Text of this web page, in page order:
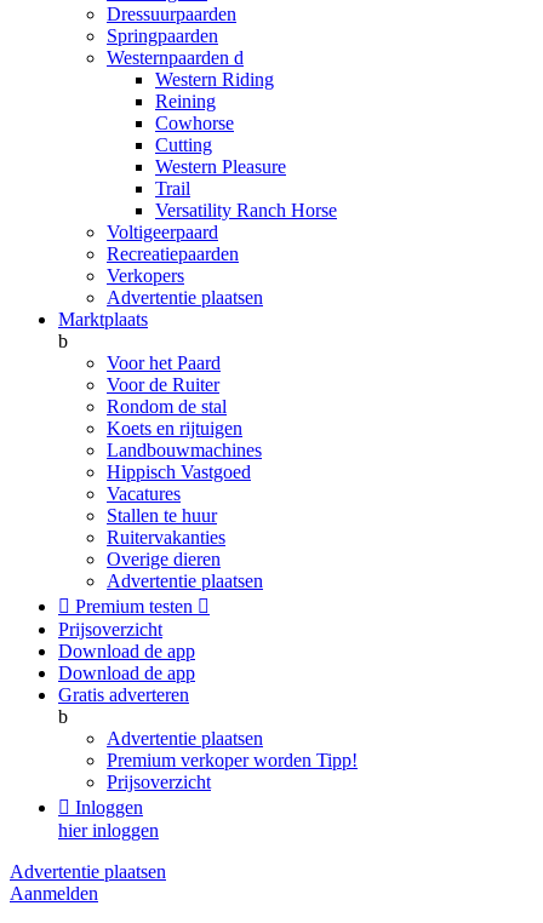
Dressuurpaarden
Springpaarden
Westernpaarden d
Western Riding
Reining
Cowhorse
Cutting
Western Pleasure
Trail
Versatility Ranch Horse
Voltigeerpaard
Recreatiepaarden
Verkopers
Advertentie plaatsen
Marktplaats
b
Voor het Paard
Voor de Ruiter
Rondom de stal
Koets en rijtuigen
Landbouwmachines
Hippisch Vastgoed
Vacatures
Stallen te huur
Ruitervakanties
Overige dieren
Advertentie plaatsen
 Premium testen 
Prijsoverzicht
Download de app
Download de app
Gratis adverteren
b
Advertentie plaatsen
Premium verkoper worden Tipp!
Prijsoverzicht
 Inloggen
hier inloggen
Advertentie plaatsen
Aanmelden